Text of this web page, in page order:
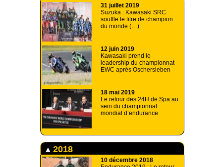
31 juillet 2019
Suzuka : Kawasaki SRC
souffle le titre de champion
du monde (…)
12 juin 2019
Kawasaki prend le
leadership du championnat
EWC après Oschersleben
18 mai 2019
Le retour des 24H de Spa au
sein du championnat
mondial d’endurance
2018
10 décembre 2018